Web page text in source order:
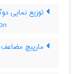
توزیع نمایی
مارپیچ مضاعف